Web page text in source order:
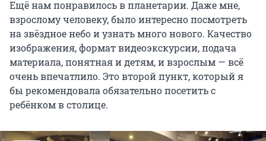
Ещё нам понравилось в планетарии. Даже мне,
взрослому человеку, было интересно посмотреть
на звёздное небо и узнать много нового. Качество
изображения, формат видеоэкскурсии, подача
материала, понятная и детям, и взрослым — всё
очень впечатлило. Это второй пункт, который я
бы рекомендовала обязательно посетить с
ребёнком в столице.